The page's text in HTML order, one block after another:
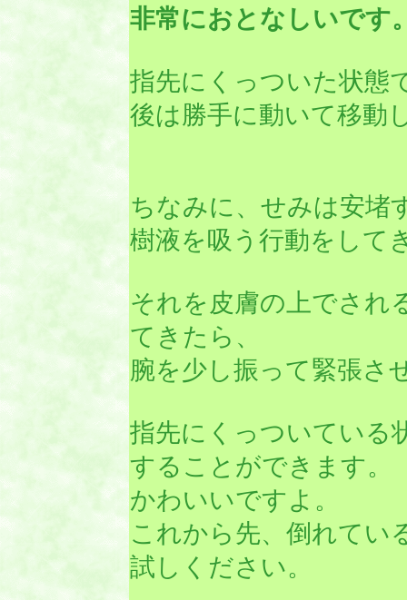
非常におとなしいです
指先にくっついた状態
後は勝手に動いて移動
ちなみに、せみは安堵
樹液を吸う行動をして
それを皮膚の上でされ
てきたら、
腕を少し振って緊張さ
指先にくっついている
することができます。
かわいいですよ。
これから先、倒れてい
試しください。